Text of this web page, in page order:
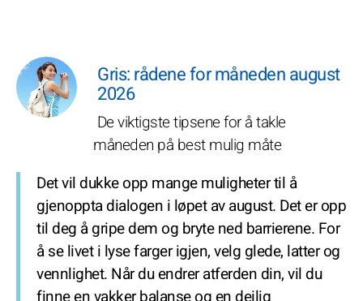
Gris: rådene for måneden august
2026
De viktigste tipsene for å takle
måneden på best mulig måte
Det vil dukke opp mange muligheter til å
gjenoppta dialogen i løpet av august. Det er opp
til deg å gripe dem og bryte ned barrierene. For
å se livet i lyse farger igjen, velg glede, latter og
vennlighet. Når du endrer atferden din, vil du